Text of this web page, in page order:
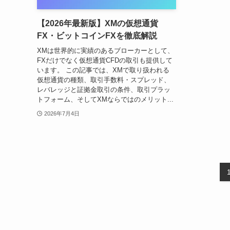
【2026年最新版】XMの仮想通貨
FX・ビットコインFXを徹底解説
XMは世界的に実績のあるブローカーとして、
FXだけでなく仮想通貨CFDの取引も提供して
います。 この記事では、XMで取り扱われる
仮想通貨の種類、取引手数料・スプレッド、
レバレッジと証拠金取引の条件、取引プラッ
トフォーム、そしてXMならではのメリット...
2026年7月4日
1